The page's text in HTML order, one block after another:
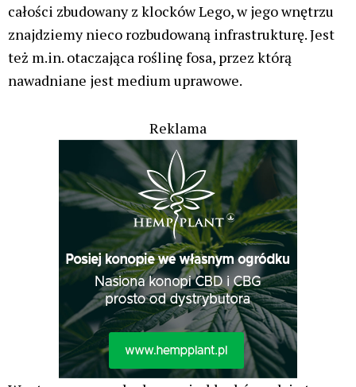
całości zbudowany z klocków Lego, w jego wnętrzu
znajdziemy nieco rozbudowaną infrastrukturę. Jest
też m.in. otaczająca roślinę fosa, przez którą
nawadniane jest medium uprawowe.
Reklama